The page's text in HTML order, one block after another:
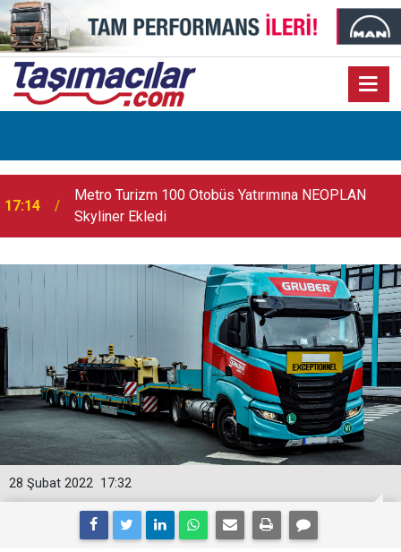
17:07 Audi Q9 Markanın En Büyük SUV Modeli Oldu
17:32
28 Şubat 2022